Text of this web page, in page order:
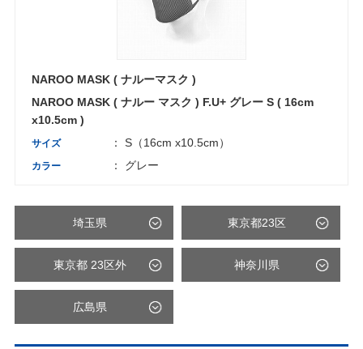
NAROO MASK ( ナルーマスク )
NAROO MASK ( ナルー マスク ) F.U+ グレー S ( 16cm
x10.5cm )
サイズ ： S（16cm x10.5cm）
カラー ： グレー
埼玉県 東京都23区
東京都 23区外 神奈川県
広島県